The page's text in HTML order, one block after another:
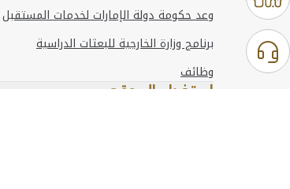
وعد حكومة دولة الإمارات لخدمات المستقبل
برنامج وزارة الخارجية للبعثات الدراسية
وظائف
استخدام الموقع